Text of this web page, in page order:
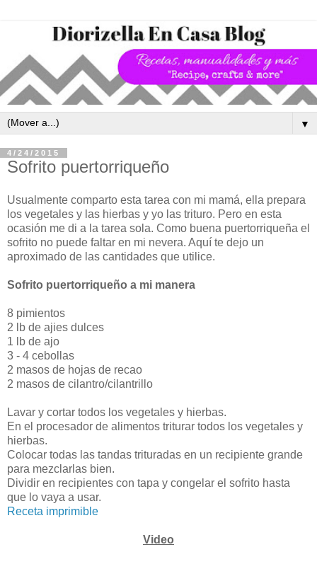
▼
4/24/2015
Sofrito puertorriqueño
Usualmente comparto esta tarea con mi mamá, ella prepara
los vegetales y las hierbas y yo las trituro. Pero en esta
ocasión me di a la tarea sola. Como buena puertorriqueña el
sofrito no puede faltar en mi nevera. Aquí te dejo un
aproximado de las cantidades que utilice.
Sofrito puertorriqueño a mi manera
8 pimientos
2 lb de ajies dulces
1 lb de ajo
3 - 4 cebollas
2 masos de hojas de recao
2 masos de cilantro/cilantrillo
Lavar y cortar todos los vegetales y hierbas.
En el procesador de alimentos triturar todos los vegetales y
hierbas.
Colocar todas las tandas trituradas en un recipiente grande
para mezclarlas bien.
Dividir en recipientes con tapa y congelar el sofrito hasta
que lo vaya a usar.
Receta imprimible
Video